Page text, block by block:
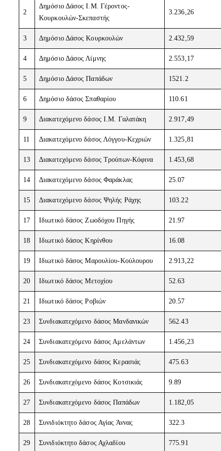
2
Δημόσιο Δάσος Ι.Μ. Γέροντος-
Κουρκουλών-Σκεπαστής
3.236,26
3 Δημόσιο Δάσος Κουρκουλών 2.432,59
4 Δημόσιο Δάσος Λίμνης 2.553,17
5 Δημόσιο Δάσος Παπάδων 1521.2
6 Δημόσιο δάσος Σπαθαρίου 110.61
9 Διακατεχόμενο δάσος Ι.Μ. Γαλατάκη 2.917,49
11 Διακατεχόμενο δάσος Λόγγου-Κεχριών 1.325,81
13 Διακατεχόμενο δάσος Τρούπων-Κόφινα 1.453,68
14 Διακατεχόμενο δάσος Φαράκλας 25.07
15 Διακατεχόμενο δάσος Ψηλής Ράχης 103.22
17 Ιδιωτικό δάσος Ζωοδόχου Πηγής 21.97
18 Ιδιωτικό δάσος Κηρίνθου 16.08
19 Ιδιωτικό δάσος Μαρουλίου-Κούλουρου 2.913,22
20 Ιδιωτικό δάσος Μετοχίου 52.63
21 Ιδιωτικό δάσος Ροβιών 20.57
23 Συνδιακατεχόμενο δάσος Μανδανικών 562.43
24 Συνδιακατεχόμενο δάσος Αμελάντων 1.456,23
25 Συνδιακατεχόμενο δάσος Κερασιάς 475.63
26 Συνδιακατεχόμενο δάσος Κοτσικιάς 9.89
27 Συνδιακατεχόμενο δάσος Παπάδων 1.182,05
28 Συνιδιόκτητο δάσος Αγίας Άννας 322.3
29 Συνιδιόκτητο δάσος Αχλαδίου 775.91